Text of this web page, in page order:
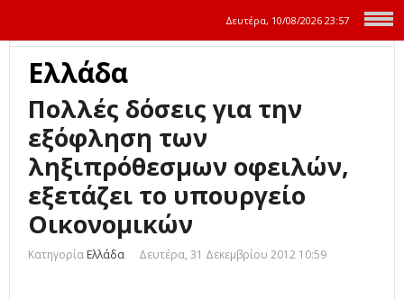
Δευτέρα, 10/08/2026 23:57
Ελλάδα
Πολλές δόσεις για την
εξόφληση των
ληξιπρόθεσμων οφειλών,
εξετάζει το υπουργείο
Οικονομικών
Κατηγορία Ελλάδα Δευτέρα, 31 Δεκεμβρίου 2012 10:59